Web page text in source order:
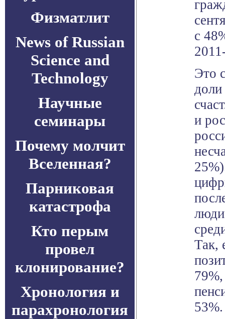
Физматлит
News of Russian
Science and
Technology
Научные
семинары
Почему молчит
Вселенная?
Парниковая
катастрофа
Кто перым
провел
клонирование?
Хронология и
парахронология
с
Это
доли
и
Так,
53%.